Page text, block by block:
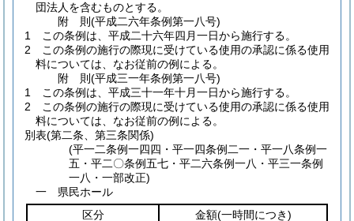
団法人を含むものとする。
附 則(平成二六年条例第一八号)
1
この条例は、平成二十六年四月一日から施行する。
2
この条例の施行の際現に受けている使用の承認に係る使用
料については、なお従前の例による。
附 則(平成三一年条例第一八号)
1
この条例は、平成三十一年十月一日から施行する。
2
この条例の施行の際現に受けている使用の承認に係る使用
料については、なお従前の例による。
別表(第二条、第三条関係)
(平一二条例一四四・平一四条例二一・平一八条例一
五・平二〇条例五七・平二六条例一八・平三一条例
一八・一部改正)
一 県民ホール
区分
金額(一時間につき)